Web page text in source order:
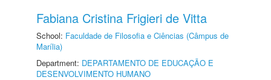
Fabiana Cristina Frigieri de Vitta
School: Faculdade de Filosofia e Ciências (Câmpus de
Marília)
Department: DEPARTAMENTO DE EDUCAÇÃO E
DESENVOLVIMENTO HUMANO